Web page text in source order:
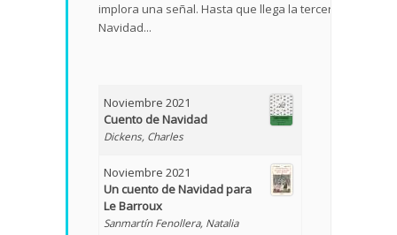
implora una señal. Hasta que llega la tercera
Navidad...
Noviembre 2021
Cuento de Navidad
Dickens, Charles
Noviembre 2021
Un cuento de Navidad para
Le Barroux
Sanmartín Fenollera, Natalia